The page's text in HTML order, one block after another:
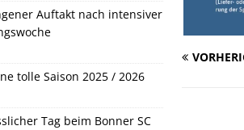
Auftakt nach intensiver
tolle Saison 2025 / 2026
Tag beim Bonner SC